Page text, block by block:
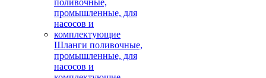
Шланги поливочные,
промышленные, для
насосов и